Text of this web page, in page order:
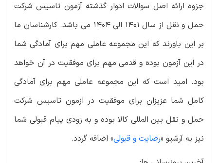
جزوه ارائه اصل سوالات ادوار گذشته آزمون تاسیس شرکت
حمل و نقل از سال 1401 الی 1404 می باشد. کارشناسان ما
بر این باورند که این مجموعه عاملی مهم برای آمادگی شما
در این آزمون بوده و قدمی مهم برای موفقیت در آن خواهد
بود. امید است که این مجموعه عاملی مهم برای آمادگی
کامل شما عزیزان برای موفقیت در ازمون تاسیس شرکت
حمل و نقل بین المللی کالا بوده و به زودی پیام قبولی شما
نیز به آرشیو «رضایت و قبولی» اضافه گردد.